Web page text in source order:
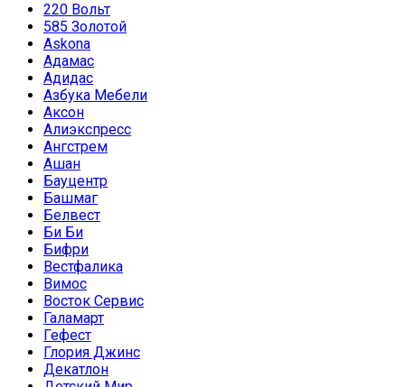
220 Вольт
585 Золотой
Askona
Адамас
Адидас
Азбука Мебели
Аксон
Алиэкспресс
Ангстрем
Ашан
Бауцентр
Башмаг
Белвест
Би Би
Бифри
Вестфалика
Вимос
Восток Сервис
Галамарт
Гефест
Глория Джинс
Декатлон